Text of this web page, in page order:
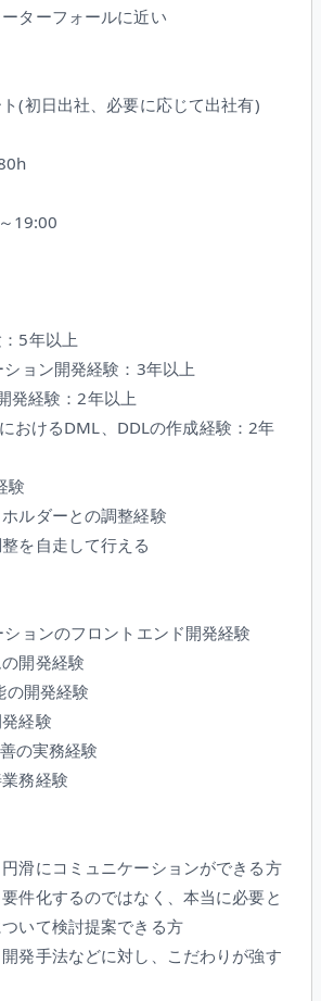
ターフォールに近い
(初日出社、必要に応じて出社有)
19:00
5年以上
ション開発経験：3年以上
発経験：2年以上
おけるDML、DDLの作成経験：2年
験
ルダーとの調整経験
を自走して行える
ションのフロントエンド開発経験
開発経験
の開発経験
経験
の実務経験
務経験
円滑にコミュニケーションができる方
件化するのではなく、本当に必要と
いて検討提案できる方
開発手法などに対し、こだわりが強す